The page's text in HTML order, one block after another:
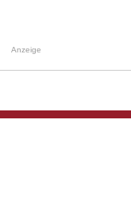
Anzeige